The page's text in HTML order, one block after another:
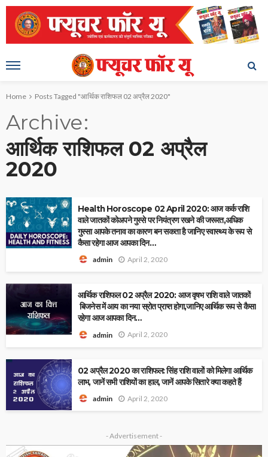
Home Posts Tagged "आर्थिक राशिफल 02 अप्रैल 2020"
Archive
आर्थिक राशिफल 02 अप्रैल
2020
Health Horoscope 02 April 2020: आज कर्क राशि
वाले जातकों कोअपने गुस्से पर नियंत्रण रखने की जरूरत,अधिक
गुस्सा आपके तनाव का कारण बन सकता है जानिए स्वास्थ्य के रूप से
कैसा रहेगा आज आपका दिन…
admin April 2, 2020
आर्थिक राशिफल 02 अप्रैल 2020: आज वृषभ राशि वाले जातकों
बिजनेस में आय का नया स्रोत प्राप्त होगा,जानिए आर्थिक रूप से कैसा
रहेगा आज आपका दिन…
admin April 2, 2020
02 अप्रैल 2020 का राशिफल: सिंह राशि वालों को मिलेगा आर्थिक
लाभ, जानें सभी राशियों का हाल, जानें आपके सितारे क्या कहते हैं
admin April 2, 2020
- Advertisement -